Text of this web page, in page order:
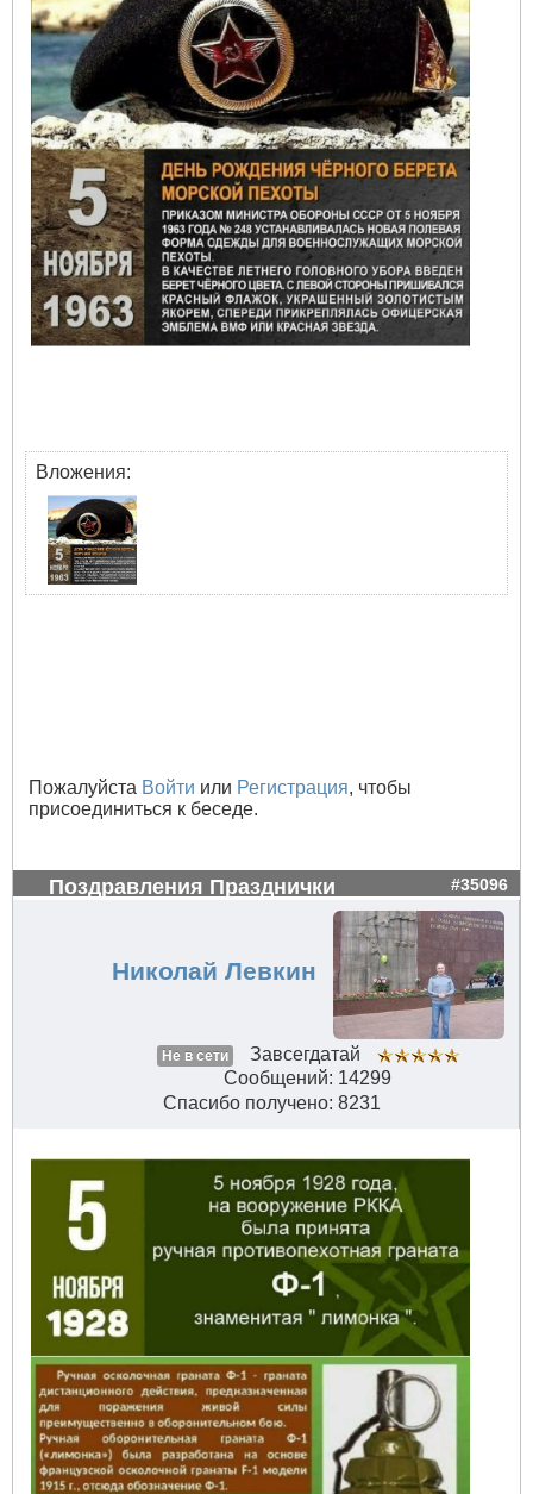
Вложения:
Пожалуйста Войти или Регистрация, чтобы
присоединиться к беседе.
Поздравления Празднички #35096
Николай Левкин
Не в сети
Завсегдатай
Сообщений: 14299
Спасибо получено: 8231